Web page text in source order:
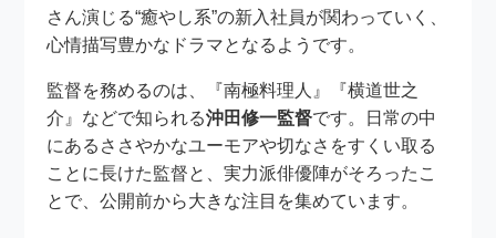
さん演じる“癒やし系”の新入社員が関わっていく、
心情描写豊かなドラマとなるようです。
監督を務めるのは、『南極料理人』『横道世之
介』などで知られる沖田修一監督です。日常の中
にあるささやかなユーモアや切なさをすくい取る
ことに長けた監督と、実力派俳優陣がそろったこ
とで、公開前から大きな注目を集めています。